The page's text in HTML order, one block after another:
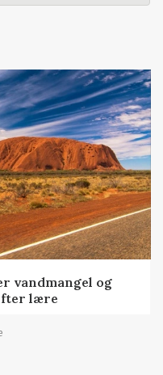
vandmangel og
lære